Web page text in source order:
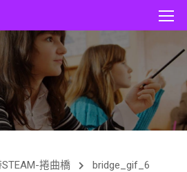
捲曲橋
bridge_gif_6